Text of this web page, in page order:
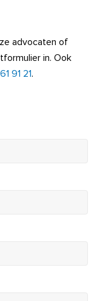
advocaten of
in. Ook
91 21.